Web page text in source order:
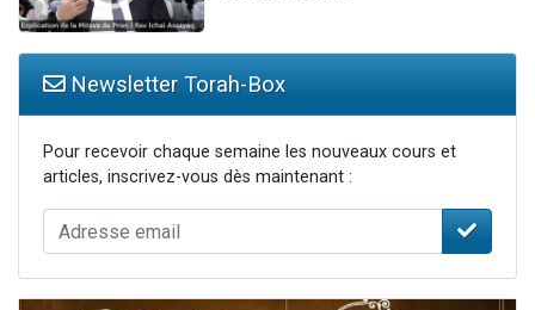
Newsletter Torah-Box
Pour recevoir chaque semaine les nouveaux cours et
articles, inscrivez-vous dès maintenant :